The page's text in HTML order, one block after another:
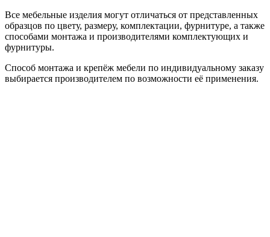
Все мебельные изделия могут отличаться от представленных
образцов по цвету, размеру, комплектации, фурнитуре, а также
способами монтажа и производителями комплектующих и
фурнитуры.
Способ монтажа и крепёж мебели по индивидуальному заказу
выбирается производителем по возможности её применения.